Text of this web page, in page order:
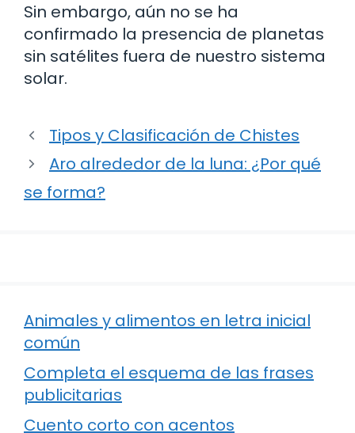
Sin embargo, aún no se ha
confirmado la presencia de planetas
sin satélites fuera de nuestro sistema
solar.
Tipos y Clasificación de Chistes
Aro alrededor de la luna: ¿Por qué
se forma?
Animales y alimentos en letra inicial
común
Completa el esquema de las frases
publicitarias
Cuento corto con acentos